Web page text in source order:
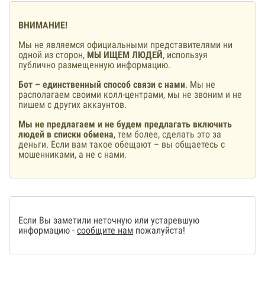
ВНИМАНИЕ!
Мы не являемся официальными представителями ни
одной из сторон, МЫ ИЩЕМ ЛЮДЕЙ, используя
публично размещенную информацию.
Бот – единственный способ связи с нами. Мы не
располагаем своими колл-центрами, мы не звоним и не
пишем с других аккаунтов.
Мы не предлагаем и не будем предлагать включить
людей в списки обмена, тем более, сделать это за
деньги. Если вам такое обещают – вы общаетесь с
мошенниками, а не с нами.
Если Вы заметили неточную или устаревшую
информацию - сообщите нам пожалуйста!